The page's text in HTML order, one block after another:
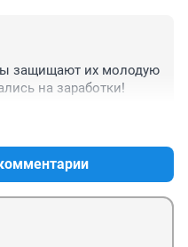
защищают их молодую
на заработки!